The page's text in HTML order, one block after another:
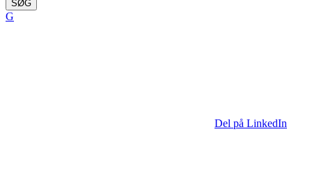
SØG
G
Del på LinkedIn